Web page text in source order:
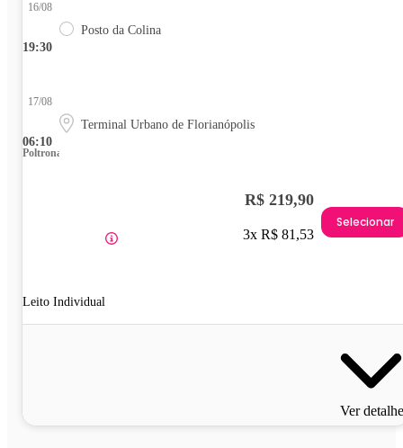
19:30
16/08
Posto da Colina
06:10
17/08
Terminal Urbano de Florianópolis
Poltrona
Leito Individual
R$ 219,90
3x R$ 81,53
Selecionar
Ver